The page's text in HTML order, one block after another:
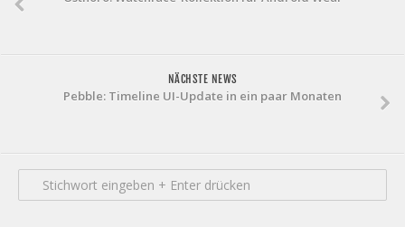
NÄCHSTE NEWS
Pebble: Timeline UI-Update in ein paar Monaten